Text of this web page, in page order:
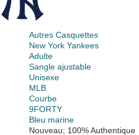
Autres Casquettes
New York Yankees
Adulte
Sangle ajustable
Unisexe
MLB
Courbe
9FORTY
Bleu marine
Nouveau; 100% Authentique